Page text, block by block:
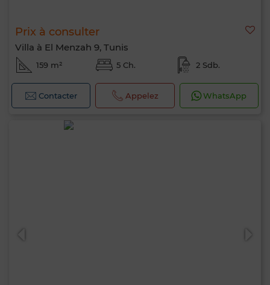
Prix à consulter
Villa à El Menzah 9, Tunis
159 m² 5 Ch. 2 Sdb.
Contacter Appelez WhatsApp